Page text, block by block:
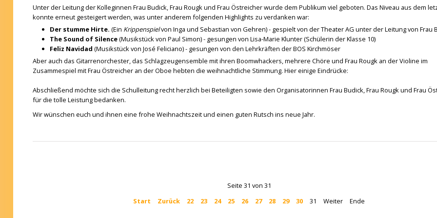
Unter der Leitung der Kolleginnen Frau Budick, Frau Rougk und Frau Östreicher wurde dem Publikum viel geboten. Das Niveau aus dem
konnte erneut gesteigert werden, was unter anderem folgenden Highlights zu verdanken war:
Der stumme Hirte. (Ein Krippenspielvon Inga und Sebastian von Gehren) - gespielt von der Theater AG unter der Leitung von Frau
The Sound of Silence(Musikstück von Paul Simon) - gesungen von Lisa-Marie Klunter (Schülerin der Klasse 10)
Feliz Navidad (Musikstück von José Feliciano) - gesungen von den Lehrkräften der BOS Kirchmöser
Aber auch das Gitarrenorchester, das Schlagzeugensemble mit ihren Boomwhackers, mehrere Chöre und Frau Rougk an der Violine im
Zusammespiel mit Frau Östreicher an der Oboe hebten die weihnachtliche Stimmung. Hier einige Eindrücke:
Abschließend möchte sich die Schulleitung recht herzlich bei Beteiligten sowie den Organisatorinnen Frau Budick, Frau Rougk und Frau
für die tolle Leistung bedanken.
Wir wünschen euch und ihnen eine frohe Weihnachtszeit und einen guten Rutsch ins neue Jahr.
Seite 31 von 31
Start
Zurück 22 23 24 25 26 27 28 29 30 31 Weiter Ende